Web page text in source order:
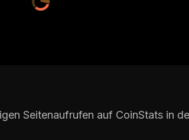
Seitenaufrufen auf CoinStats in